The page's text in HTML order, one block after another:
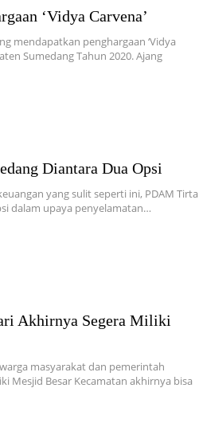
‘Vidya Carvena’
mendapatkan penghargaan ‘Vidya
Sumedang Tahun 2020. Ajang
Diantara Dua Opsi
yang sulit seperti ini, PDAM Tirta
dalam upaya penyelamatan…
Akhirnya Segera Miliki
masyarakat dan pemerintah
Mesjid Besar Kecamatan akhirnya bisa